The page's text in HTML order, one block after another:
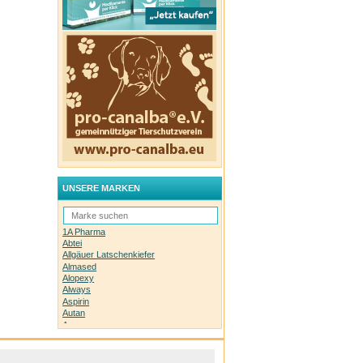
UNSERE MARKEN
1A Pharma
Abtei
Allgäuer Latschenkiefer
Almased
Alopexy
Always
Aspirin
Autan
Avene
Bachblüten-Orginal